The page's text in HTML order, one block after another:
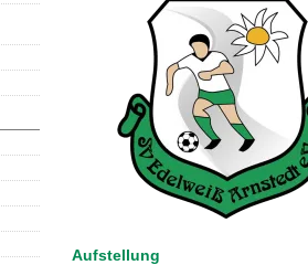
Aufstellung